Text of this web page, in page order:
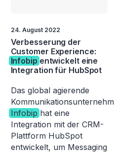
24. August 2022
Verbesserung der
Customer Experience:
Infobip entwickelt eine
Integration für HubSpot
Das global agierende
Infobip hat eine
Integration mit der CRM-
Plattform HubSpot
entwickelt, um Messaging